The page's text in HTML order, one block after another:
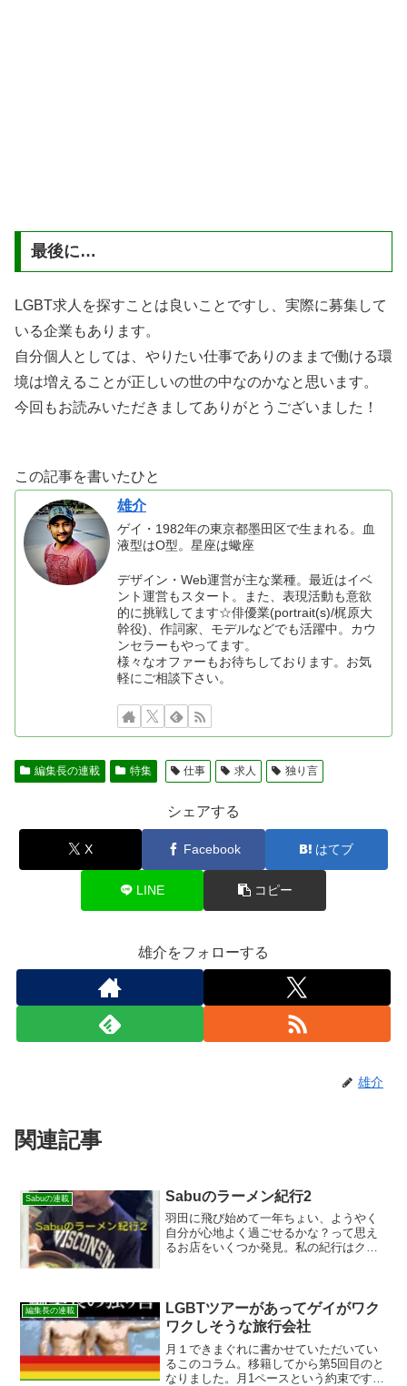
最後に…
LGBT求人を探すことは良いことですし、実際に募集して
いる企業もあります。
自分個人としては、やりたい仕事でありのままで働ける環
境は増えることが正しいの世の中なのかなと思います。
今回もお読みいただきましてありがとうございました！
この記事を書いたひと
雄介
ゲイ・1982年の東京都墨田区で生まれる。血
液型はO型。星座は蠍座
デザイン・Web運営が主な業種。最近はイベ
ント運営もスタート。また、表現活動も意欲
的に挑戦してます☆俳優業(portrait(s)/梶原大
幹役)、作詞家、モデルなどでも活躍中。カウ
ンセラーもやってます。
様々なオファーもお待ちしております。お気
軽にご相談下さい。
編集長の連載 特集 仕事 求人 独り言
シェアする
X Facebook はてブ
LINE コピー
雄介をフォローする
雄介
関連記事
Sabuの連載 Sabuのラーメン紀行2
羽田に飛び始めて一年ちょい、ようやく
自分が心地よく過ごせるかな？って思え
るお店をいくつか発見。私の紀行はクル
クルーとかで、「...
編集長の連載
LGBTツアーがあってゲイがワク
ワクしそうな旅行会社
月１できまぐれに書かせていただいてい
るこのコラム。移籍してから第5回目のと
なりました。月1ペースという約束です